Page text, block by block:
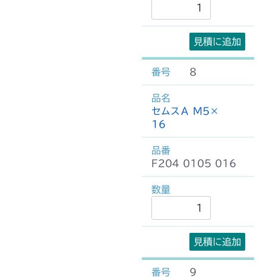
見積に追加
8
セムスＡ M5×
16
F204 0105 016
見積に追加
9